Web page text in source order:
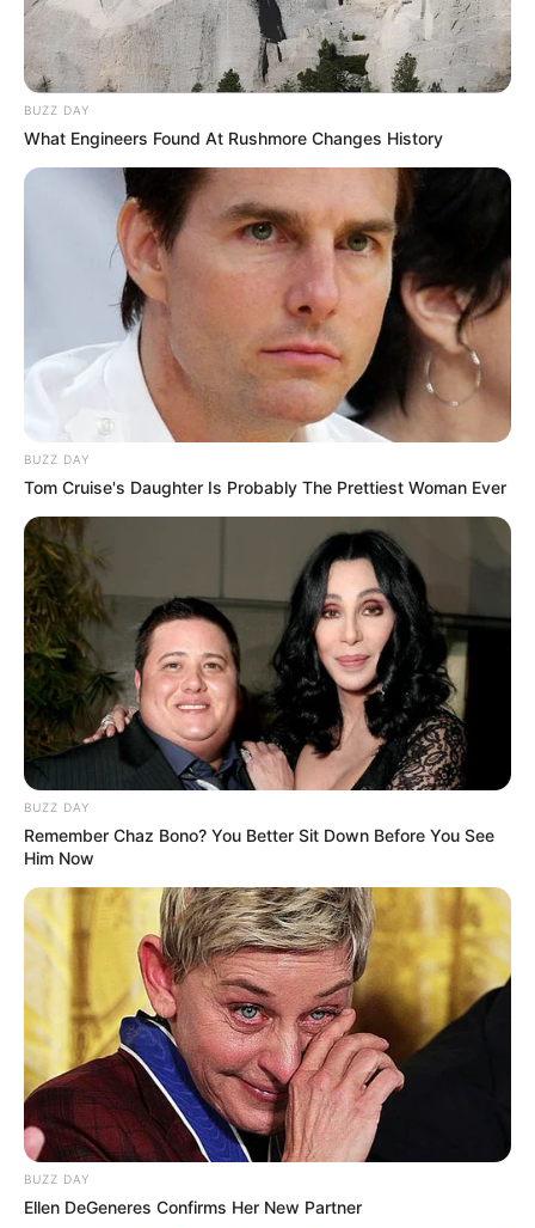
BUZZ DAY
What Engineers Found At Rushmore Changes History
BUZZ DAY
Tom Cruise's Daughter Is Probably The Prettiest Woman Ever
BUZZ DAY
Remember Chaz Bono? You Better Sit Down Before You See
Him Now
BUZZ DAY
Ellen DeGeneres Confirms Her New Partner